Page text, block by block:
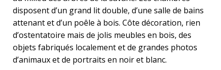
disposent d’un grand lit double, d’une salle de bains
attenant et d’un poêle à bois. Côte décoration, rien
d’ostentatoire mais de jolis meubles en bois, des
objets fabriqués localement et de grandes photos
d’animaux et de portraits en noir et blanc.